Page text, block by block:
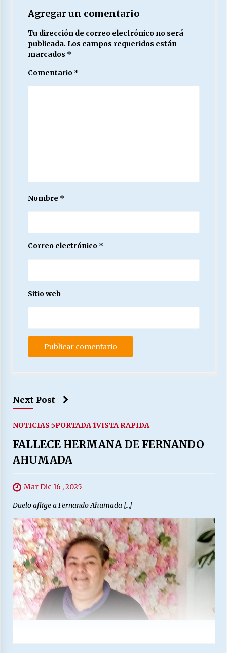
Agregar un comentario
Tu dirección de correo electrónico no será
publicada. Los campos requeridos están
marcados *
Comentario *
Nombre *
Correo electrónico *
Sitio web
Next Post
NOTICIAS 5PORTADA 1VISTA RAPIDA
FALLECE HERMANA DE FERNANDO
AHUMADA
Mar Dic 16 , 2025
Duelo aflige a Fernando Ahumada […]